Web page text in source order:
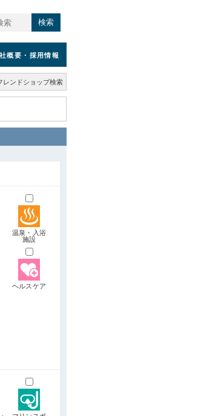
検索
概要 ・採用情報
レンドショップ検索
温泉・入浴
施設
ヘルスケア